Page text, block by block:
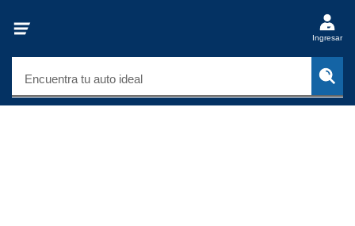
Ingresar
Encuentra tu auto ideal